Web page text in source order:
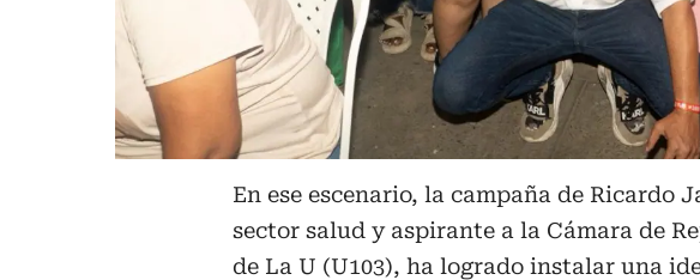
En ese escenario, la campaña de Ricardo
sector salud y aspirante a la Cámara de
de La U (U103), ha logrado instalar una